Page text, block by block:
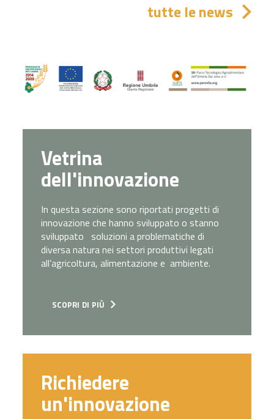
tutte le news
Vetrina
dell'innovazione
In questa sezione sono riportati progetti di
innovazione che hanno sviluppato o stanno
sviluppato soluzioni a problematiche di
diversa natura nei settori produttivi legati
all’agricoltura, alimentazione e ambiente.
scopri di più
Richiedere
un'innovazione